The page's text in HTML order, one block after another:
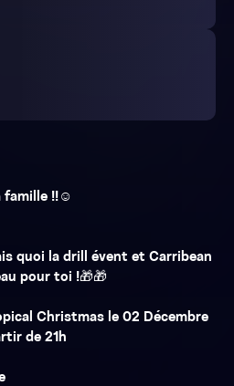
famille !!☺️
quoi la drill évent et Carribean
pour toi !🎁🎁
Christmas le 02 Décembre
de 21h